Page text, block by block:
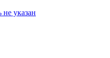
не указан